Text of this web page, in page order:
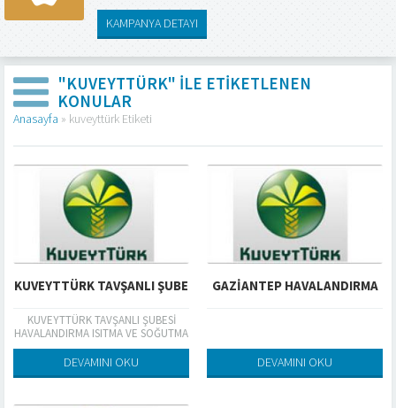
KAMPANYA DETAYI
"KUVEYTTÜRK" ILE ETIKETLENEN
KONULAR
Anasayfa » kuveyttürk Etiketi
KUVEYTTÜRK TAVŞANLI ŞUBE
KUVEYTTÜRK TAVŞANLI ŞUBESİ
HAVALANDIRMA ISITMA VE SOĞUTMA
İŞLERİ FİRMAMIZ TARAFINDAN
YAPILMIŞTIR
DEVAMINI OKU
GAZİANTEP HAVALANDIRMA
DEVAMINI OKU